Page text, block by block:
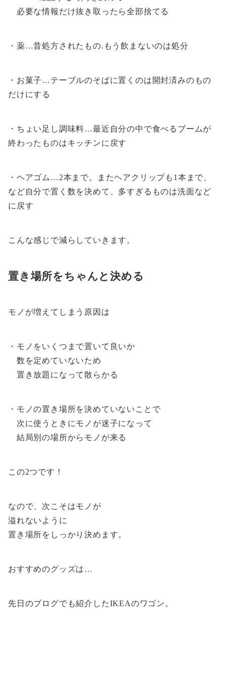
必要な情報だけ抜き取ったら全部捨てる
・薬…昔処方されたもの.もう飲まないのは処分
・お菓子…テーブルのそばに置くのは開封済みのもの
だけにする
・ちょい足し調味料…最近自分の中で食べるブームが
終わったものはキッチンに戻す
・ヘアゴム…2本まで。またヘアクリップも1本まで、
など自分で置く数を決めて、多すぎるものは洗面など
に戻す
こんな感じで減らしていきます。
置き場所をちゃんと決める
モノが増えてしまう原因は
・モノをいくつまで置いて良いか
数を定めていないため
置き放題になって散らかる
・モノの置き場所を決めていないことで
次に使うときにモノが迷子になって
結局別の場所からモノが来る
この2つです！
なので、次こそはモノが
溢れないように
置き場所をしっかり決めます。
おすすめのグッズは…
先日のブログでも紹介したIKEAのワゴン。